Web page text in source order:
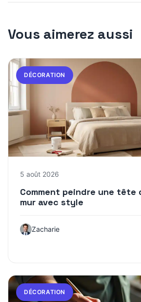
Vous aimerez aussi
DÉCORATION
5 août 2026
Comment peindre une tête
mur avec style
Zacharie
DÉCORATION